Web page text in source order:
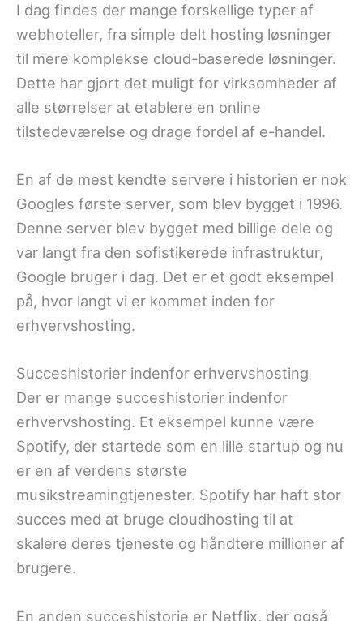
I dag findes der mange forskellige typer af
webhoteller, fra simple delt hosting løsninger
til mere komplekse cloud-baserede løsninger.
Dette har gjort det muligt for virksomheder af
alle størrelser at etablere en online
tilstedeværelse og drage fordel af e-handel.
En af de mest kendte servere i historien er nok
Googles første server, som blev bygget i 1996.
Denne server blev bygget med billige dele og
var langt fra den sofistikerede infrastruktur,
Google bruger i dag. Det er et godt eksempel
på, hvor langt vi er kommet inden for
erhvervshosting.
Succeshistorier indenfor erhvervshosting
Der er mange succeshistorier indenfor
erhvervshosting. Et eksempel kunne være
Spotify, der startede som en lille startup og nu
er en af verdens største
musikstreamingtjenester. Spotify har haft stor
succes med at bruge cloudhosting til at
skalere deres tjeneste og håndtere millioner af
brugere.
En anden succeshistorie er Netflix, der også